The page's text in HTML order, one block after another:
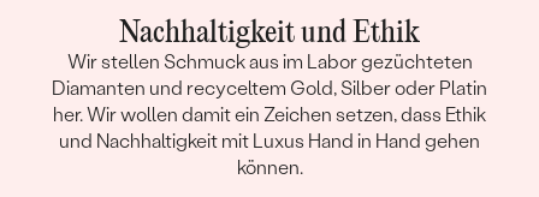
Nachhaltigkeit und Ethik
Wir stellen Schmuck aus im Labor gezüchteten
Diamanten und recyceltem Gold, Silber oder Platin
her. Wir wollen damit ein Zeichen setzen, dass Ethik
und Nachhaltigkeit mit Luxus Hand in Hand gehen
können.